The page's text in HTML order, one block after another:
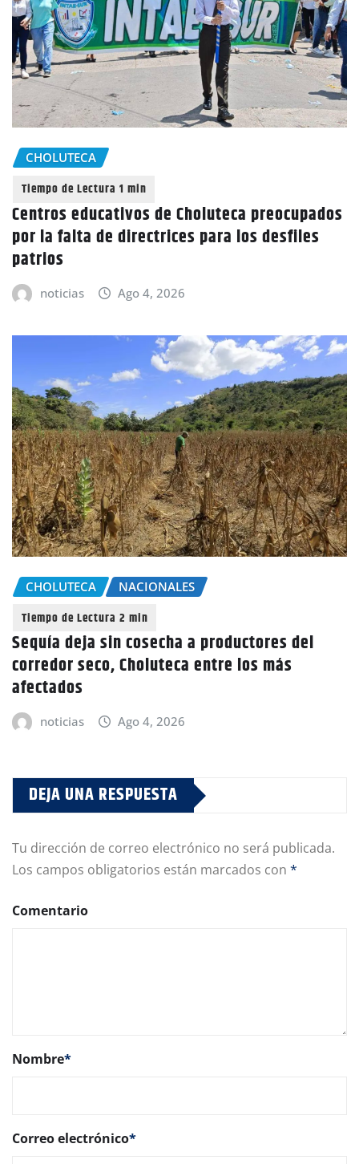
CHOLUTECA
Centros educativos de Choluteca preocupados
por la falta de directrices para los desfiles
patrios
noticias Ago 4, 2026
CHOLUTECA NACIONALES
Sequía deja sin cosecha a productores del
corredor seco, Choluteca entre los más
afectados
noticias Ago 4, 2026
DEJA UNA RESPUESTA
Tu dirección de correo electrónico no será publicada.
Los campos obligatorios están marcados con *
Comentario
Nombre*
Correo electrónico*